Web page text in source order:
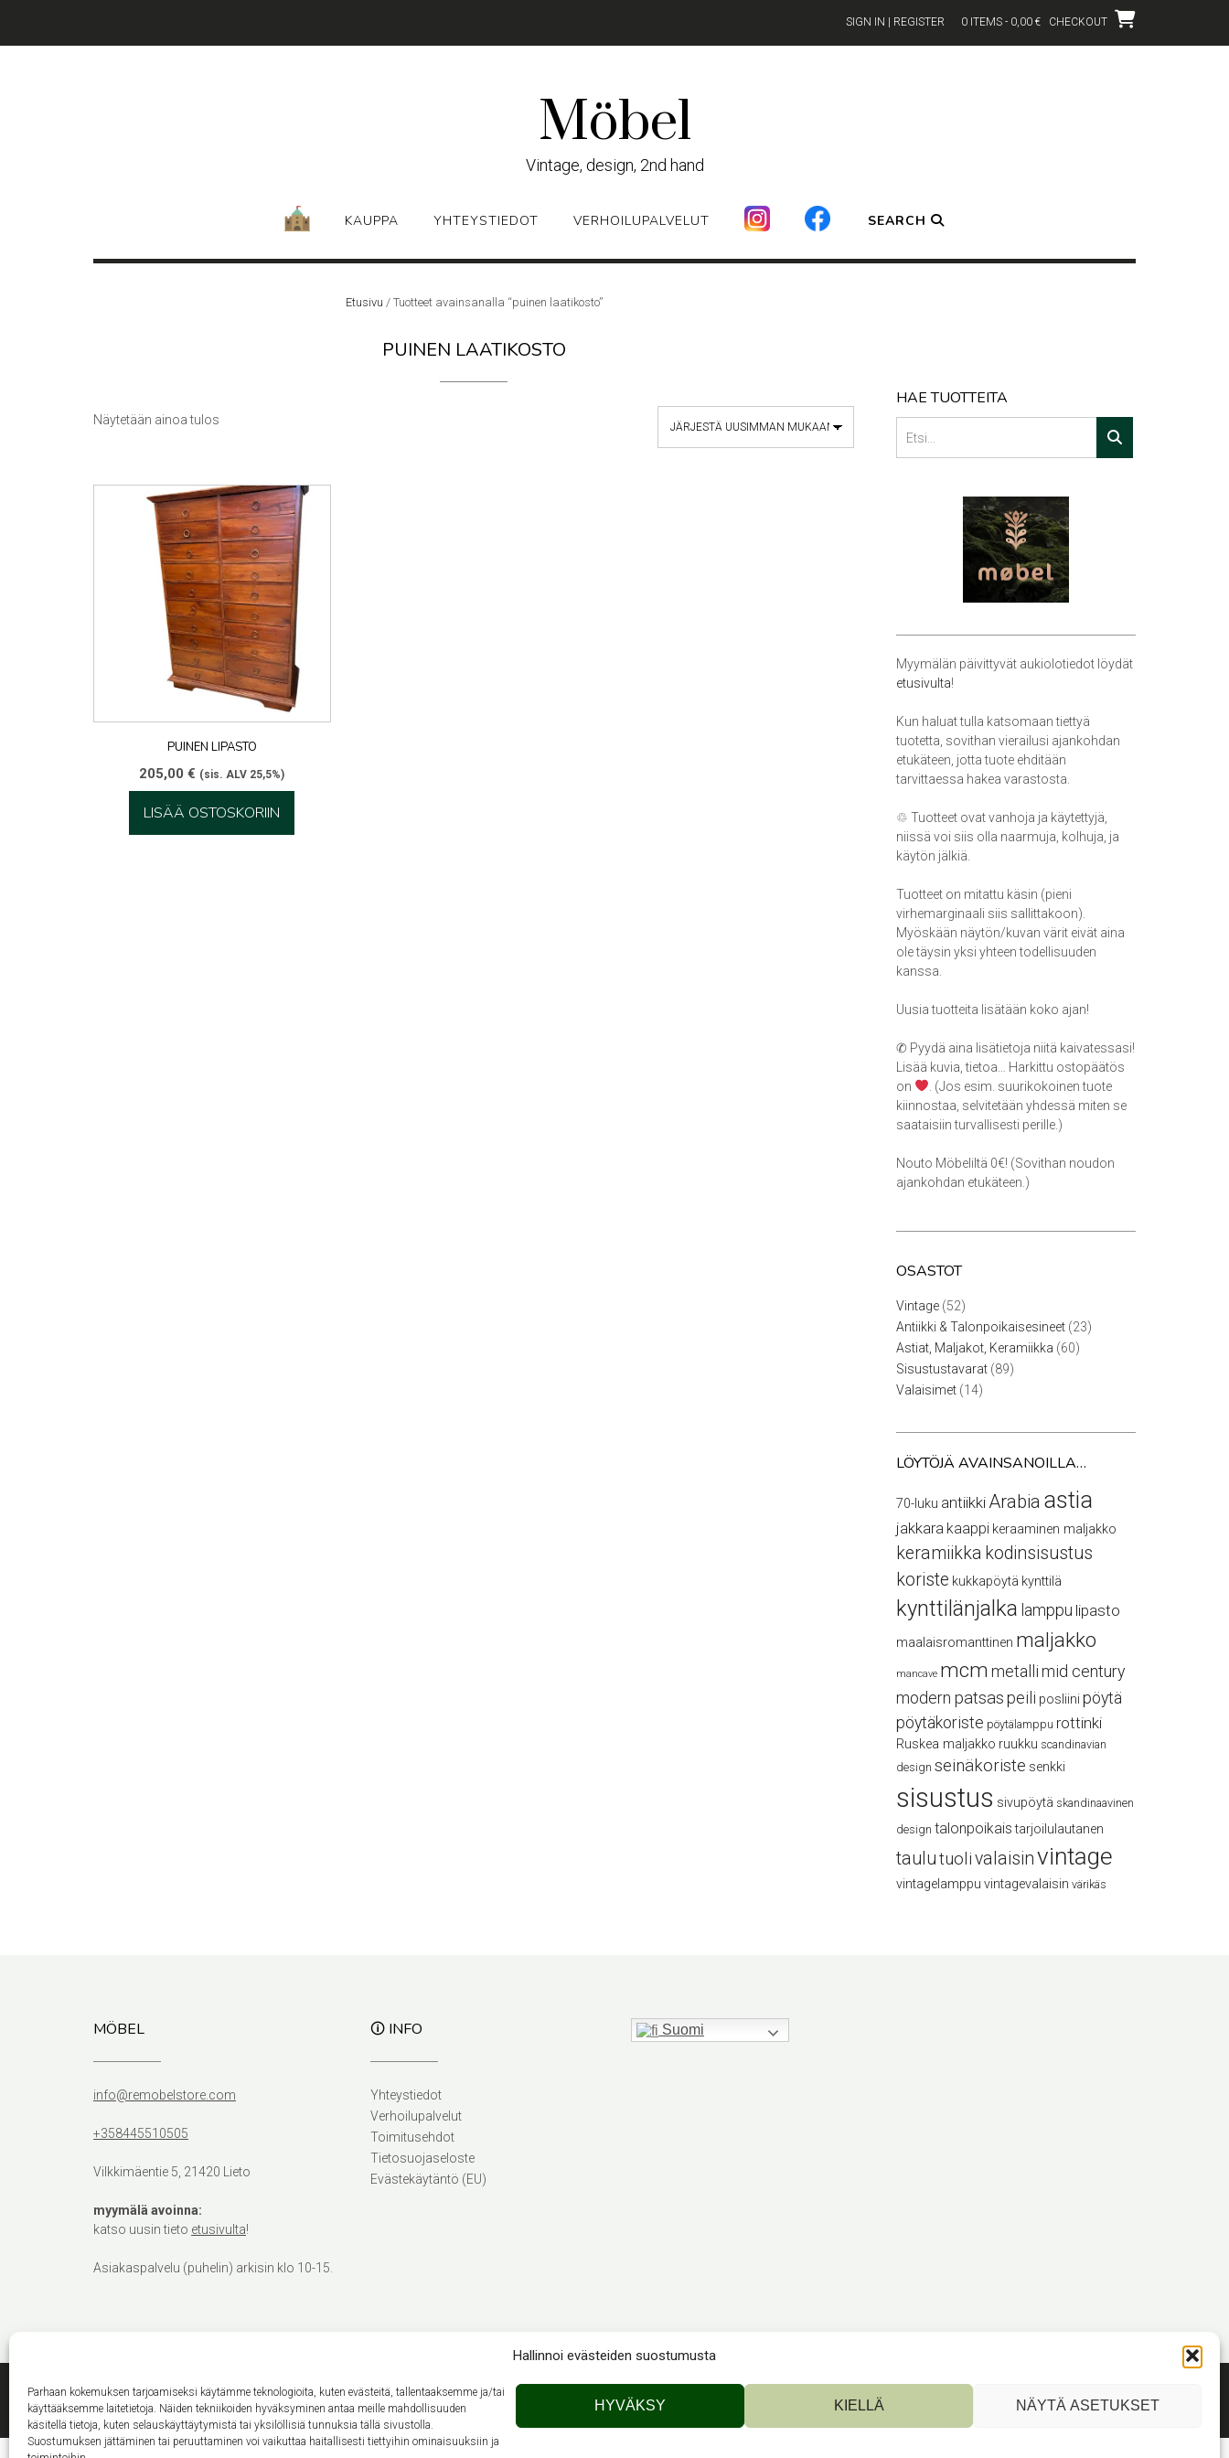
Hallinnoi evästeiden suostumusta
Parhaan kokemuksen tarjoamiseksi käytämme teknologioita, kuten evästeitä, tallentaaksemme ja/tai
käyttääksemme laitetietoja. Näiden tekniikoiden hyväksyminen antaa meille mahdollisuuden
käsitellä tietoja, kuten selauskäyttäytymistä tai yksilöllisiä tunnuksia tällä sivustolla.
Suostumuksen jättäminen tai peruuttaminen voi vaikuttaa haitallisesti tiettyihin ominaisuuksiin ja
HYVÄKSY KIELLÄ NÄYTÄ ASETUKSET
content
SIGN IN | REGISTER 0 ITEMS - 0,00 € CHECKOUT
Möbel
Vintage, design, 2nd hand
KAUPPA YHTEYSTIEDOT VERHOILUPALVELUT SEARCH
Etusivu / Tuotteet avainsanalla “puinen laatikosto”
PUINEN LAATIKOSTO
Näytetään ainoa tulos
PUINEN LIPASTO
205,00€ (sis. ALV 25,5%)
LISÄÄ OSTOSKORIIN
HAE TUOTTEITA
Myymälän päivittyvät aukiolotiedot löydät
etusivulta!
Kun haluat tulla katsomaan tiettyä
tuotetta, sovithan vierailusi ajankohdan
etukäteen, jotta tuote ehditään
tarvittaessa hakea varastosta.
♲ Tuotteet ovat vanhoja ja käytettyjä,
niissä voi siis olla naarmuja, kolhuja, ja
käytön jälkiä.
Tuotteet on mitattu käsin (pieni
virhemarginaali siis sallittakoon).
Myöskään näytön/kuvan värit eivät aina
ole täysin yksi yhteen todellisuuden
kanssa.
Uusia tuotteita lisätään koko ajan!
✆ Pyydä aina lisätietoja niitä kaivatessasi!
Lisää kuvia, tietoa… Harkittu ostopäätös
on
. (Jos esim. suurikokoinen tuote
kiinnostaa, selvitetään yhdessä miten se
saataisiin turvallisesti perille.)
Nouto Möbeliltä 0€! (Sovithan noudon
ajankohdan etukäteen.)
OSASTOT
Vintage 5252
tuotetta
Antiikki & Talonpoikaisesineet 2323
Astiat, Maljakot, Keramiikka 6060
Sisustustavarat 8989
Valaisimet 1414
LÖYTÖJÄ AVAINSANOILLA…
70-luku antiikki Arabia astia
jakkara kaappi keraaminen maljakko
keramiikka kodinsisustus
koriste kukkapöytä kynttilä
kynttilänjalka lamppu lipasto
maalaisromanttinen maljakko
mancave mcm metallimid century
modern patsaspeili posliini pöytä
pöytäkoriste pöytälamppu rottinki
Ruskea maljakko ruukku scandinavian
design seinäkoriste senkki
sisustus sivupöytä skandinaavinen
design talonpoikais tarjoilulautanen
taulutuolivalaisinvintage
vintagelamppu vintagevalaisin värikäs
MÖBEL
info@remobelstore.com
+358445510505
Vilkkimäentie 5, 21420 Lieto
myymälä avoinna:
katso uusin tieto etusivulta!
Asiakaspalvelu (puhelin) arkisin klo 10-15.
🛈 INFO
Yhteystiedot
Verhoilupalvelut
Toimitusehdot
Tietosuojaseloste
Evästekäytäntö (EU)
Suomi
Theme byOut the Box